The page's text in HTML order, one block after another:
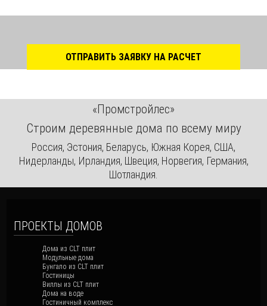
ОТПРАВИТЬ ЗАЯВКУ НА РАСЧЕТ
«Промстройлес»
Строим деревянные дома по всему миру
Россия, Эстония, Беларусь, Южная Корея, США,
Нидерланды, Ирландия, Швеция, Норвегия, Германия,
Шотландия.
ПРОЕКТЫ ДОМОВ
Дома из CLT плит
Модульные дома
Бунгало из CLT плит
Гостиницы
Виллы из CLT плит
Дома на воде
Гостиничный комплекс